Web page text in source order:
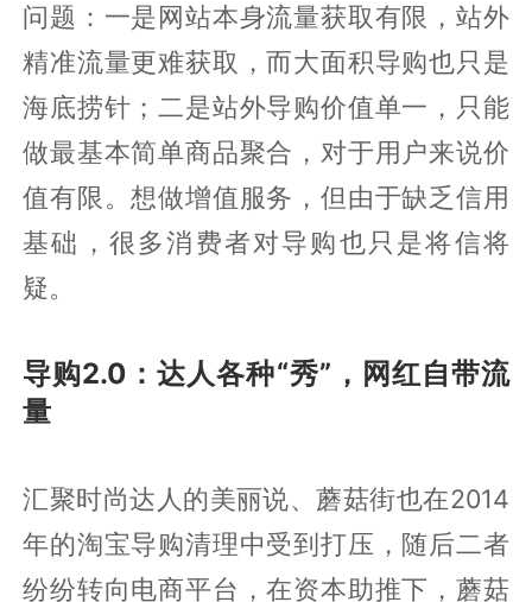
问题：一是网站本身流量获取有限，站外
精准流量更难获取，而大面积导购也只是
海底捞针；二是站外导购价值单一，只能
做最基本简单商品聚合，对于用户来说价
值有限。想做增值服务，但由于缺乏信用
基础，很多消费者对导购也只是将信将
疑。
导购2.0：达人各种“秀”，网红自带流
量
汇聚时尚达人的美丽说、蘑菇街也在2014
年的淘宝导购清理中受到打压，随后二者
纷纷转向电商平台，在资本助推下，蘑菇